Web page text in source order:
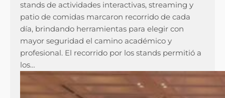
stands de actividades interactivas, streaming y
patio de comidas marcaron recorrido de cada
día, brindando herramientas para elegir con
mayor seguridad el camino académico y
profesional. El recorrido por los stands permitió a
los…